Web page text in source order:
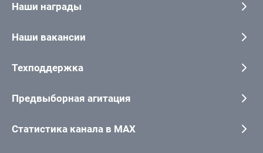
Наши награды
Наши вакансии
Техподдержка
Предвыборная агитация
Статистика канала в MAX